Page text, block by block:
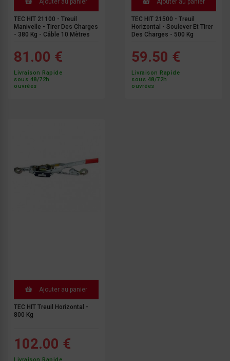
Ajouter au panier
TEC HIT 21100 - Treuil
Manivelle - Tirer Des Charges
- 380 Kg - Câble 10 Mètres
81.00 €
Livraison Rapide
sous 48/72h
ouvrées
Ajouter au panier
TEC HIT 21500 - Treuil
Horizontal - Soulever Et Tirer
Des Charges - 500 Kg
59.50 €
Livraison Rapide
sous 48/72h
ouvrées
Ajouter au panier
TEC HIT Treuil Horizontal -
800 Kg
102.00 €